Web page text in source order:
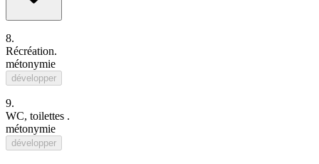
8.
Récréation.
métonymie
développer
9.
WC, toilettes .
métonymie
développer